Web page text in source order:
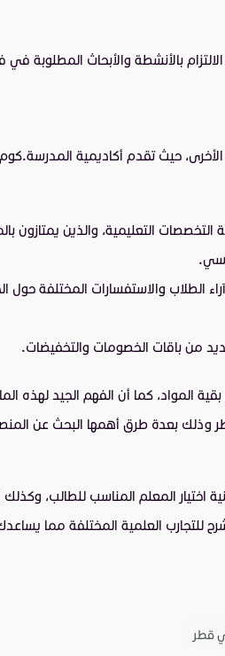
بالأنشطة والأبحاث المطلوبة
حيث تقدم أكاديمية
التعليمية، والذين
الطلاب والاستفسارات المختلفة حول
من باقات الخصومات والتخفيضات.
المواد، كما أن الفهم الجيد لهذه
طرق أهمها البحث عن المنصات
المعلم المناسب للطالب،
للتجارب العلمية المختلفة مما
قطر